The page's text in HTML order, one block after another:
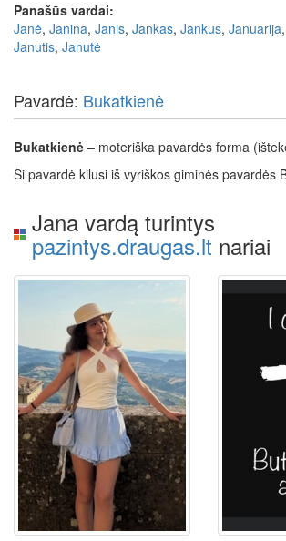
Panašūs vardai:
Janė, Janina, Janis, Jankas, Jankus, Januarija,
Janutis, Janutė
Pavardė: Bukatkienė
Bukatkienė – moteriška pavardės forma
Ši pavardė kilusi iš vyriškos giminės pavardės
Jana vardą turintys
pazintys.draugas.lt nariai